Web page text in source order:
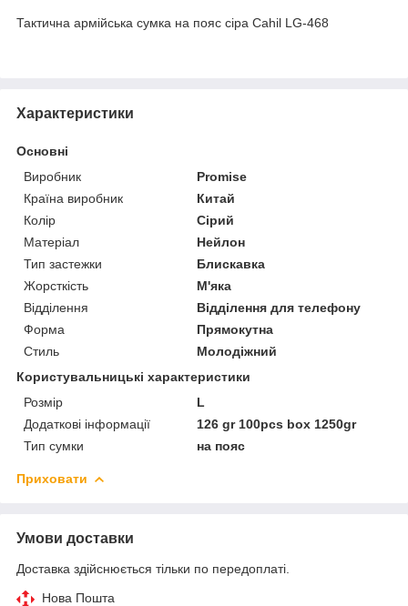
Тактична армійська сумка на пояс сіра Cahil LG-468
Характеристики
Основні
Виробник
Promise
Країна виробник
Китай
Колір
Сірий
Матеріал
Нейлон
Тип застежки
Блискавка
Жорсткість
М'яка
Відділення
Відділення для телефону
Форма
Прямокутна
Стиль
Молодіжний
Користувальницькі характеристики
Розмір
L
Додаткові інформації
126 gr 100pcs box 1250gr
Тип сумки
на пояс
Приховати
Умови доставки
Доставка здійснюється тільки по передоплаті.
Нова Пошта